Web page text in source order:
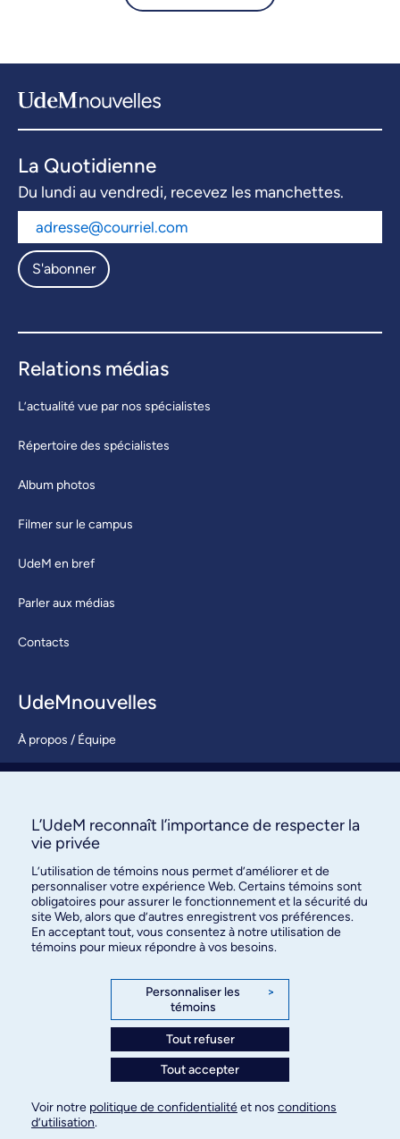
La Quotidienne
Du lundi au vendredi, recevez les manchettes.
S'abonner
Relations médias
L’actualité vue par nos spécialistes
Répertoire des spécialistes
Album photos
Filmer sur le campus
UdeM en bref
Parler aux médias
Contacts
UdeMnouvelles
À propos / Équipe
S’abonner
des relations publiques
3744, rue Jean-Brillant, bureau 490
Montréal (Québec) H3T 1P1
Paramètres des témoins
© Université de Montréal, 2026. Tous droits
L’UdeM reconnaît l’importance de respecter la
vie privée
L’utilisation de témoins nous permet d’améliorer et de
personnaliser votre expérience Web. Certains témoins sont
obligatoires pour assurer le fonctionnement et la sécurité du
site Web, alors que d’autres enregistrent vos préférences.
En acceptant tout, vous consentez à notre utilisation de
témoins pour mieux répondre à vos besoins.
Personnaliser les
témoins
>
Tout refuser
Tout accepter
Voir notre politique de confidentialitéet nos conditions
d’utilisation.